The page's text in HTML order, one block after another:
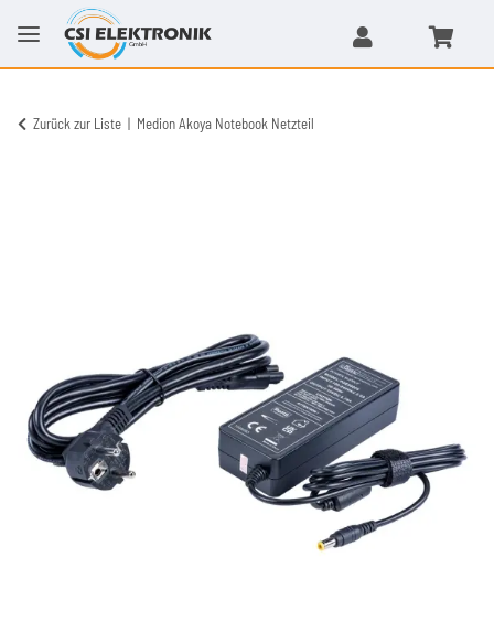
Zurück zur Liste Medion Akoya Notebook Netzteil